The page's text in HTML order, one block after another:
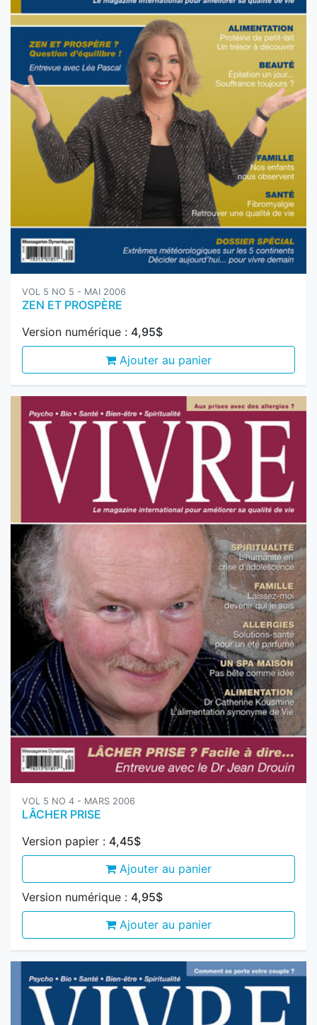
VOL 5 NO 5 - MAI 2006
ZEN ET PROSPÈRE
Version numérique :
Ajouter au panier
VOL 5 NO 4 - MARS 2006
LÂCHER PRISE
Version papier :
Ajouter au panier
Version numérique :4,95$
Ajouter au panier